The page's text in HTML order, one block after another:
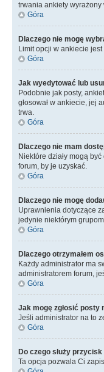
trwania ankiety wyrażony
Góra
Dlaczego nie mogę
Limit opcji w ankiecie
Góra
Jak wyedytować lub
Podobnie jak posty,
głosował w ankiecie, jej
trwa.
Góra
Dlaczego nie mam
Niektóre działy mogą
forum, by je uzyskać.
Góra
Dlaczego nie mogę
Uprawnienia dotyczące
jedynie niektórym
Góra
Dlaczego otrzymałem
Każdy administrator ma
administratorem forum,
Góra
Jak mogę zgłosić posty
Jeśli administrator na to
Góra
Do czego służy
Ta opcja pozwala Ci